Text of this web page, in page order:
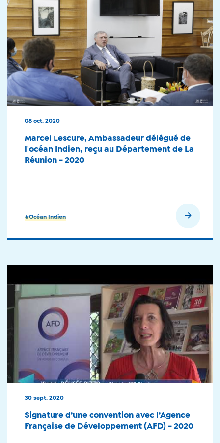
#Océan Indien
08 oct. 2020
Marcel Lescure, Ambassadeur délégué de
l'océan Indien, reçu au Département de La
Réunion - 2020
30 sept. 2020
Signature d’une convention avec l’Agence
Française de Développement (AFD) - 2020